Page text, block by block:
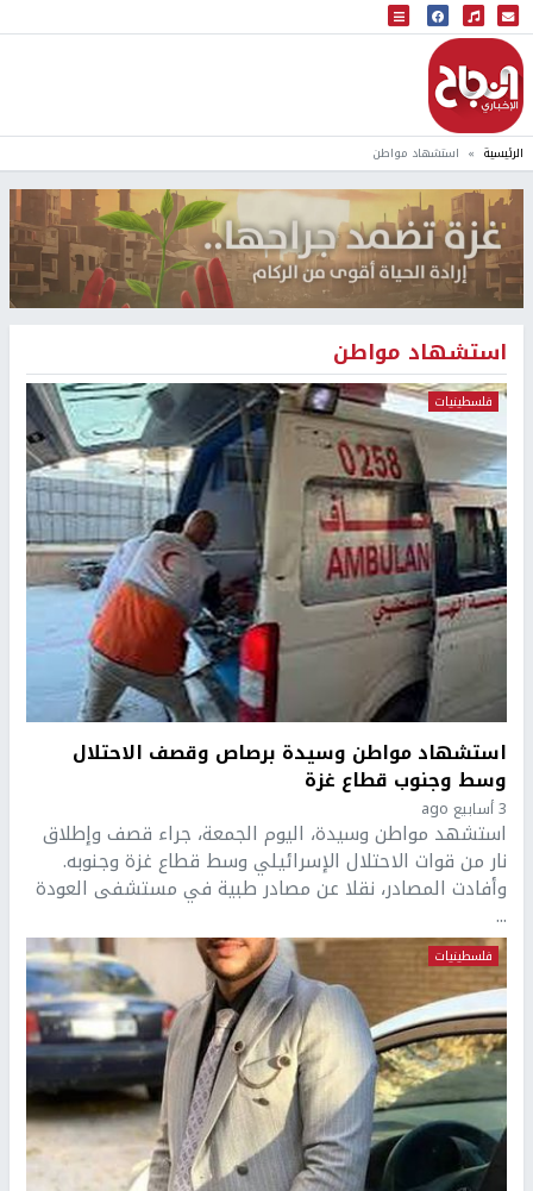
البث المباشر
إذاعة النجاح
الرئيسية استشهاد مواطن
استشهاد مواطن
فلسطينيات
استشهاد مواطن وسيدة برصاص وقصف الاحتلال
وسط وجنوب قطاع غزة
3 أسابيع ago
استشهد مواطن وسيدة، اليوم الجمعة، جراء قصف وإطلاق
نار من قوات الاحتلال الإسرائيلي وسط قطاع غزة وجنوبه.
وأفادت المصادر، نقلا عن مصادر طبية في مستشفى العودة
...
فلسطينيات